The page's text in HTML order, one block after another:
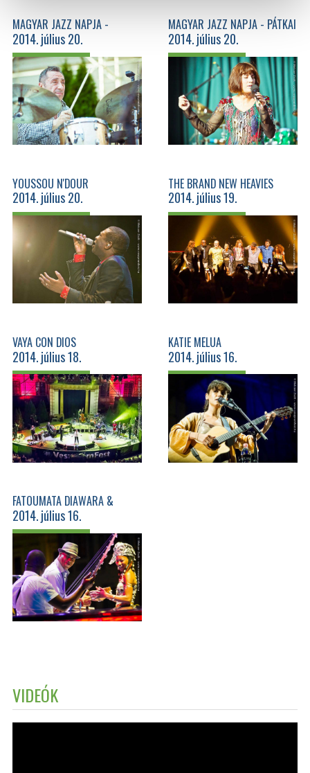
MAGYAR JAZZ NAPJA -
KŐSZEGI 70'
2014. július 20.
MAGYAR JAZZ NAPJA - PÁTKAI
ROZINA SEXTET
2014. július 20.
YOUSSOU N'DOUR
2014. július 20.
THE BRAND NEW HEAVIES
2014. július 19.
VAYA CON DIOS
2014. július 18.
KATIE MELUA
2014. július 16.
FATOUMATA DIAWARA &
ROBERTO FONSECA
2014. július 16.
VIDEÓK